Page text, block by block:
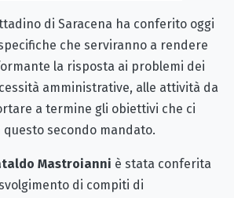
di Saracena ha conferito oggi
che serviranno a rendere
la risposta ai problemi dei
amministrative, alle attività da
a termine gli obiettivi che ci
secondo mandato.
Mastroianni è stata conferita
di compiti di